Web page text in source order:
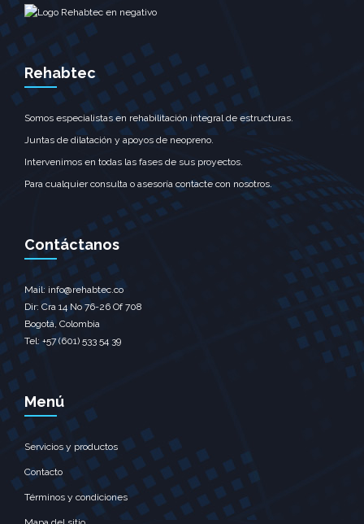
Rehabtec
Somos especialistas en rehabilitación integral de estructuras.
Juntas de dilatación y apoyos de neopreno.
Intervenimos en todas las fases de sus proyectos.
Para cualquier consulta o asesoría contacte con nosotros.
Contáctanos
Mail: info@rehabtec.co
Dir: Cra 14 No 76-26 Of 708
Bogotá, Colombia
Tel: +57 (601) 533 54 39
Menú
Servicios y productos
Contacto
Términos y condiciones